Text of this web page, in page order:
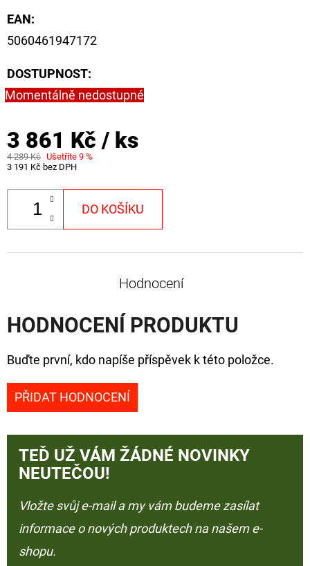
EAN:
5060461947172
DOSTUPNOST:
Momentálně nedostupné
3 861 Kč / ks
4 289 Kč Ušetříte 9 %
3 191 Kč bez DPH
DO KOŠÍKU
Hodnocení
HODNOCENÍ PRODUKTU
Buďte první, kdo napíše příspěvek k této položce.
PŘIDAT HODNOCENÍ
TEĎ UŽ VÁM ŽÁDNÉ NOVINKY
NEUTEČOU!
Vložte svůj e-mail a my vám budeme zasílat
informace o nových produktech na našem e-
shopu.